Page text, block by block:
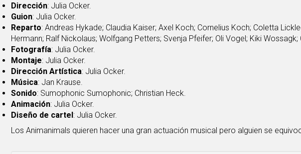
Dirección: Julia Ocker.
Guion: Julia Ocker.
Reparto: Andreas Hykade; Claudia Kaiser; Axel Koch; Cornelius Koch; Coletta
Hermann; Ralf Nickolaus; Wolfgang Petters; Svenja Pfeifer; Oli Vogel; Kiki Wossagk;
Fotografía: Julia Ocker.
Montaje: Julia Ocker.
Dirección Artística: Julia Ocker.
Música: Jan Krause.
Sonido: Sumophonic Sumophonic; Christian Heck.
Animación: Julia Ocker.
Diseño de cartel : Julia Ocker.
Los Animanimals quieren hacer una gran actuación musical pero alguien se